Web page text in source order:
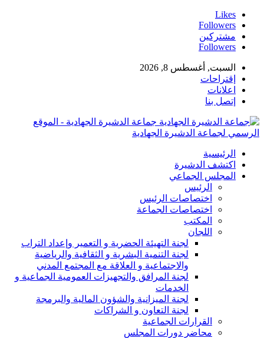
Likes
Followers
مشتركين
Followers
السبت, أغسطس 8, 2026
إقتراحات
اعلانات
إتصل بنا
جماعة الدشيرة الجهادية - الموقع
الرسمي لجماعة الدشيرة الجهادية
الرئيسية
اكتشف الدشيرة
المجلس الجماعي
الرئيس
اختصاصات الرئيس
اختصاصات الجماعة
المكتب
اللجان
لجنة التهيئة الحضرية و التعمير وإعداد التراب
لجنة التنمية البشرية و الثقافية والرياضية
والاجتماعية و العلاقة مع المجتمع المدني
لجنة المرافق والتجهيزات العمومية الجماعية و
الخدمات
لجنة الميزانية والشؤون المالية والبرمجة
لجنة التعاون و الشراكات
القرارات الجماعية
محاضر دورات المجلس